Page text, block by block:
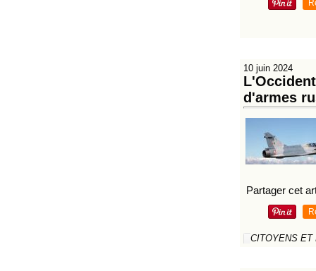
10 juin 2024
d'armes
Partager cet
CITOYENS ET